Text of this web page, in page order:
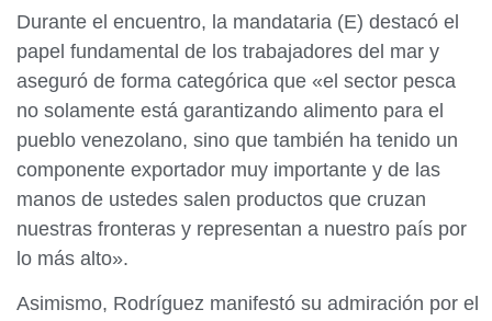
Durante el encuentro, la mandataria (E) destacó el
papel fundamental de los trabajadores del mar y
aseguró de forma categórica que «el sector pesca
no solamente está garantizando alimento para el
pueblo venezolano, sino que también ha tenido un
componente exportador muy importante y de las
manos de ustedes salen productos que cruzan
nuestras fronteras y representan a nuestro país por
lo más alto».
Asimismo, Rodríguez manifestó su admiración por el